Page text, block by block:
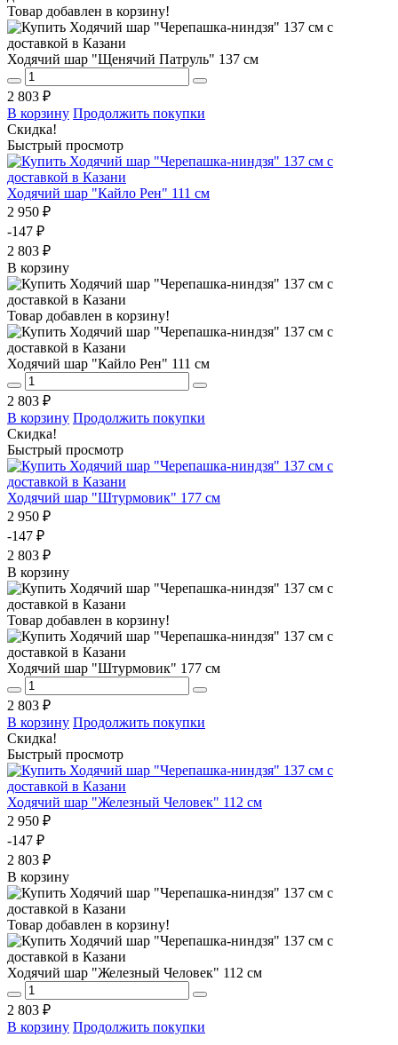
Товар добавлен в корзину!
Ходячий шар "Щенячий Патруль" 137 см
2 803 ₽
В корзину Продолжить покупки
Скидка!
Быстрый просмотр
Ходячий шар "Кайло Рен" 111 см
2 950 ₽
-147 ₽
2 803 ₽
В корзину
Товар добавлен в корзину!
Ходячий шар "Кайло Рен" 111 см
2 803 ₽
В корзину Продолжить покупки
Скидка!
Быстрый просмотр
Ходячий шар "Штурмовик" 177 см
2 950 ₽
-147 ₽
2 803 ₽
В корзину
Товар добавлен в корзину!
Ходячий шар "Штурмовик" 177 см
2 803 ₽
В корзину Продолжить покупки
Скидка!
Быстрый просмотр
Ходячий шар "Железный Человек" 112 см
2 950 ₽
-147 ₽
2 803 ₽
В корзину
Товар добавлен в корзину!
Ходячий шар "Железный Человек" 112 см
2 803 ₽
В корзину Продолжить покупки